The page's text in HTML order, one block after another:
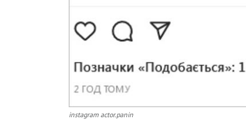
instagram actor.panin